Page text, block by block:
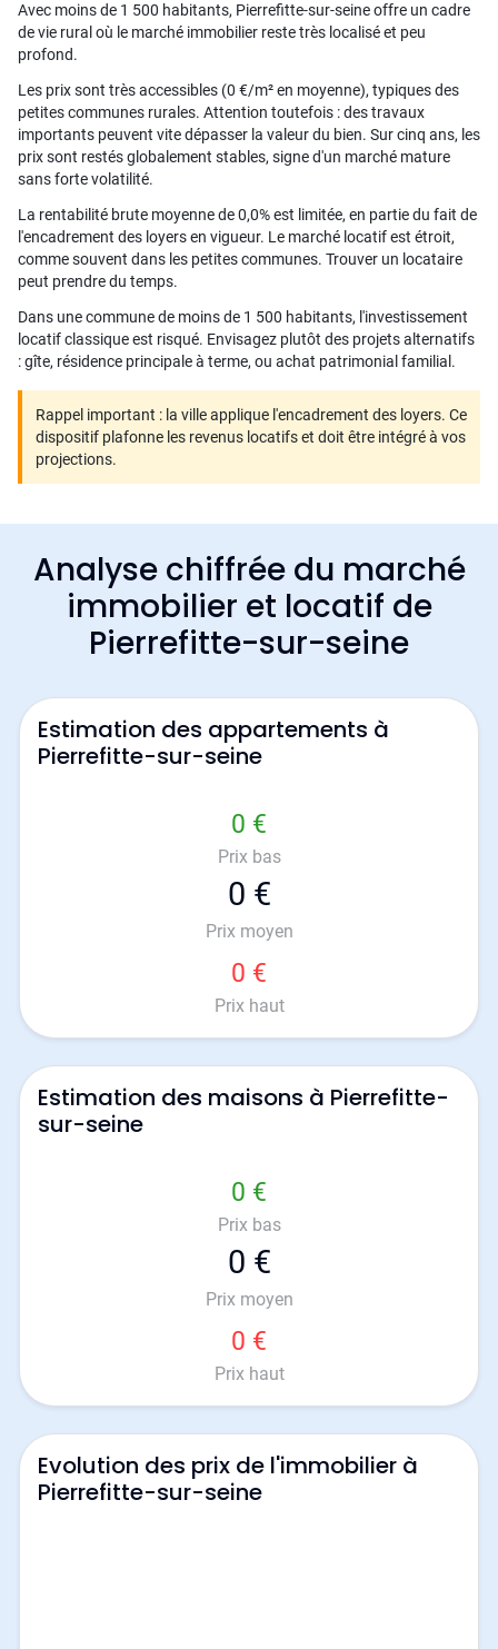
Avec moins de 1 500 habitants, Pierrefitte-sur-seine offre un cadre
de vie rural où le marché immobilier reste très localisé et peu
profond.
Les prix sont très accessibles (0 €/m² en moyenne), typiques des
petites communes rurales. Attention toutefois : des travaux
importants peuvent vite dépasser la valeur du bien. Sur cinq ans, les
prix sont restés globalement stables, signe d'un marché mature
sans forte volatilité.
La rentabilité brute moyenne de 0,0% est limitée, en partie du fait de
l'encadrement des loyers en vigueur. Le marché locatif est étroit,
comme souvent dans les petites communes. Trouver un locataire
peut prendre du temps.
Dans une commune de moins de 1 500 habitants, l'investissement
locatif classique est risqué. Envisagez plutôt des projets alternatifs
: gîte, résidence principale à terme, ou achat patrimonial familial.
Rappel important : la ville applique l'encadrement des loyers. Ce
dispositif plafonne les revenus locatifs et doit être intégré à vos
projections.
Analyse chiffrée du marché
immobilier et locatif de
Pierrefitte-sur-seine
Estimation des appartements à
Pierrefitte-sur-seine
0 €
Prix bas
0 €
Prix moyen
0 €
Prix haut
Estimation des maisons à Pierrefitte-
sur-seine
0 €
Prix bas
0 €
Prix moyen
0 €
Prix haut
Evolution des prix de l'immobilier à
Pierrefitte-sur-seine